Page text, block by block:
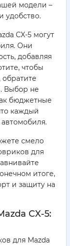
модели –
удобство.
CX-5 могут
Они
добавляя
чтобы
обратите
Выбор не
бюджетные
каждый
смело
для
итоге,
и защиту на
CX-5:
для Mazda